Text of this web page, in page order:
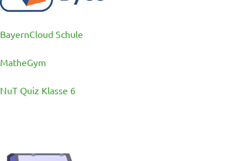
BayernCloud Schule
MatheGym
NuT Quiz Klasse 6